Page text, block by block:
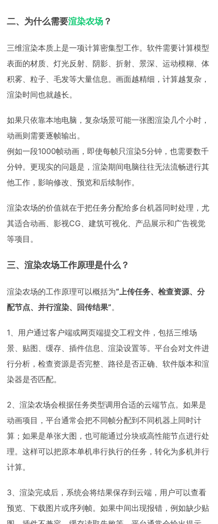
二、为什么需要渲染农场 ？
三维渲染本质上是一项计算密集型工作。软件需要计算模型
表面的材质、灯光反射、阴影、折射、景深、运动模糊、体
积雾、粒子、毛发等大量信息。画面越精细，计算越复杂，
渲染时间也就越长。
如果只依靠本地电脑，复杂场景可能一张图渲染几个小时，
动画则需要逐帧输出。
例如一段1000帧动画，即使每帧只渲染5分钟，也需要数千
分钟。更现实的问题是，渲染期间电脑往往无法流畅进行其
他工作，影响修改、预览和后续制作。
渲染农场的价值就在于把任务分配给多台机器同时处理，尤
其适合动画、影视CG、建筑可视化、产品展示和广告视觉
等项目。
三、渲染农场工作原理是什么？
渲染农场的工作原理可以概括为“上传任务、检查资源、分
配节点、并行渲染、回传结果”。
1、用户通过客户端或网页端提交工程文件，包括三维场
景、贴图、缓存、插件信息、渲染设置等。平台会对文件进
行分析，检查资源是否完整、路径是否正确、软件版本和渲
染器是否匹配。
2、渲染农场会根据任务类型调用合适的云端节点。如果是
动画项目，平台通常会把不同帧分配到不同机器上同时计
算；如果是单张大图，也可能通过分块或高性能节点进行处
理。这样可以把原本单机串行执行的任务，转化为多机并行
计算。
3、渲染完成后，系统会将结果保存到云端，用户可以查看
预览、下载图片或序列帧。如果中间出现报错，例如缺少贴